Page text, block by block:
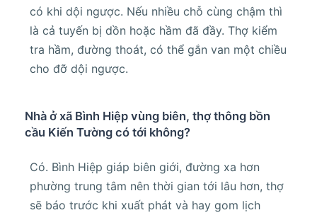
có khi dội ngược. Nếu nhiều chỗ cùng chậm thì
là cả tuyến bị dồn hoặc hầm đã đầy. Thợ kiểm
tra hầm, đường thoát, có thể gắn van một chiều
cho đỡ dội ngược.
Nhà ở xã Bình Hiệp vùng biên, thợ thông bồn
cầu Kiến Tường có tới không?
Có. Bình Hiệp giáp biên giới, đường xa hơn
phường trung tâm nên thời gian tới lâu hơn, thợ
sẽ báo trước khi xuất phát và hay gom lịch